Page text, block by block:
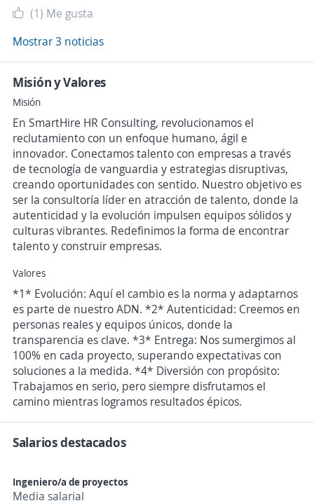
(1) Me gusta
Mostrar 3 noticias
Misión y Valores
Misión
En SmartHire HR Consulting, revolucionamos el
reclutamiento con un enfoque humano, ágil e
innovador. Conectamos talento con empresas a través
de tecnología de vanguardia y estrategias disruptivas,
creando oportunidades con sentido. Nuestro objetivo es
ser la consultoría líder en atracción de talento, donde la
autenticidad y la evolución impulsen equipos sólidos y
culturas vibrantes. Redefinimos la forma de encontrar
talento y construir empresas.
Valores
*1* Evolución: Aquí el cambio es la norma y adaptarnos
es parte de nuestro ADN. *2* Autenticidad: Creemos en
personas reales y equipos únicos, donde la
transparencia es clave. *3* Entrega: Nos sumergimos al
100% en cada proyecto, superando expectativas con
soluciones a la medida. *4* Diversión con propósito:
Trabajamos en serio, pero siempre disfrutamos el
camino mientras logramos resultados épicos.
Salarios destacados
Ingeniero/a de proyectos
Media salarial